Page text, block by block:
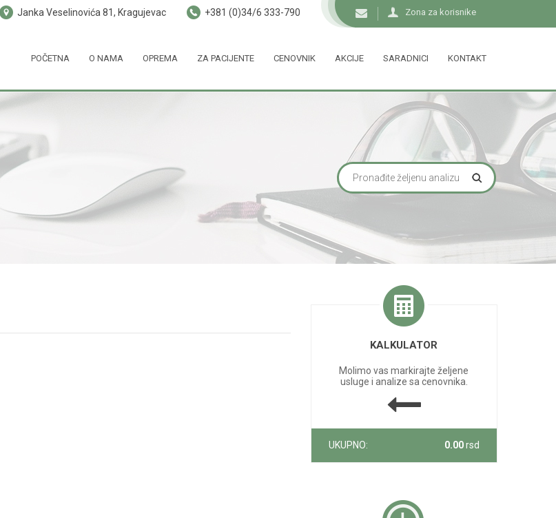
Zona za korisnike
Janka Veselinovića 81, Kragujevac +381 (0)34/6 333-790
POČETNA O NAMA OPREMA ZA PACIJENTE CENOVNIK AKCIJE SARADNICI KONTAKT
KALKULATOR
Molimo vas markirajte željene
usluge i analize sa cenovnika.
UKUPNO: 0.00rsd